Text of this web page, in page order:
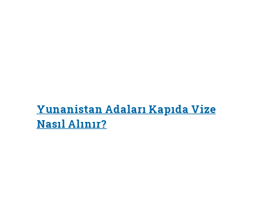
Yunanistan Adaları Kapıda Vize
Nasıl Alınır?